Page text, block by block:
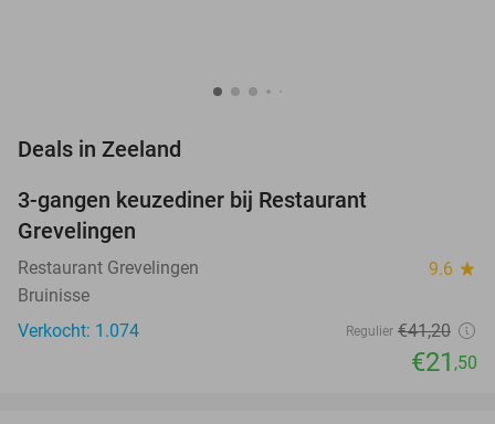
Deals in Zeeland
3-gangen keuzediner bij Restaurant
Grevelingen
Restaurant Grevelingen 9.6 star
Bruinisse
Verkocht: 1.074
Regulier €41,20
€21 ,50